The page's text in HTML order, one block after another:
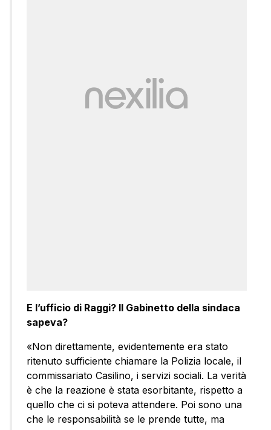
E l’ufficio di Raggi? Il Gabinetto della sindaca
sapeva?
«Non direttamente, evidentemente era stato
ritenuto sufficiente chiamare la Polizia locale, il
commissariato Casilino, i servizi sociali. La verità
è che la reazione è stata esorbitante, rispetto a
quello che ci si poteva attendere. Poi sono una
che le responsabilità se le prende tutte, ma